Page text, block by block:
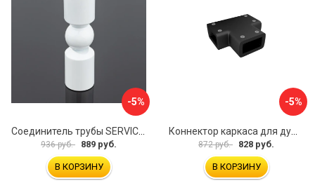
-5%
936 руб. 889 руб.
В КОРЗИНУ
-5%
872 руб. 828 руб.
В КОРЗИНУ